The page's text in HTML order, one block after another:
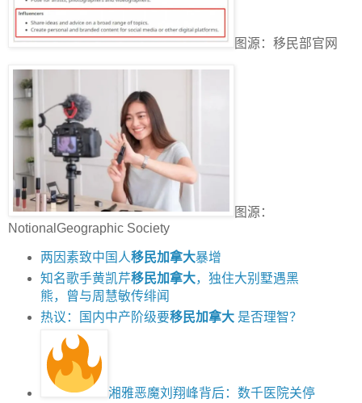
图源：移民部官网
图源：
NotionalGeographic Society
两因素致中国人移民加拿大暴增
知名歌手黄凯芹移民加拿大，独住大别墅遇黑
熊，曾与周慧敏传绯闻
热议：国内中产阶级要移民加拿大是否理智？
湘雅恶魔刘翔峰背后：数千医院关停